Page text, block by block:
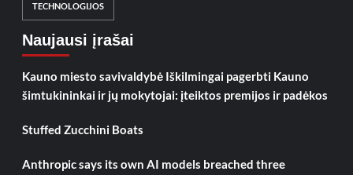
TECHNOLOGIJOS
Naujausi įrašai
Kauno miesto savivaldybė Iškilmingai pagerbti Kauno
šimtukininkai ir jų mokytojai: įteiktos premijos ir padėkos
Stuffed Zucchini Boats
Anthropic says its own AI models breached three